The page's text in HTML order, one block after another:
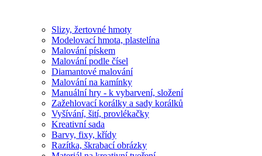
Slizy, žertovné hmoty
Modelovací hmota, plastelína
Malování pískem
Malování podle čísel
Diamantové malování
Malování na kamínky
Manuální hry - k vybarvení, složení
Zažehlovací korálky a sady korálků
Vyšívání, šití, provlékačky
Kreativní sada
Barvy, fixy, křídy
Razítka, škrabací obrázky